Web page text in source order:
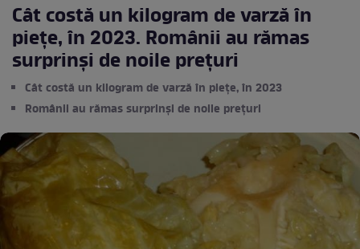
Cât costă un kilogram de varză în
piețe, în 2023. Românii au rămas
surprinși de noile prețuri
Cât costă un kilogram de varză în piețe, în 2023
Românii au rămas surprinși de noile prețuri